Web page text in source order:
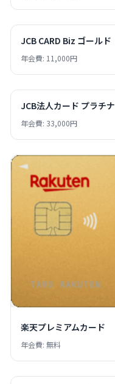
JCB CARD Biz ゴールド
年会費: 11,000円
JCB法人カード プラチナ
年会費: 33,000円
楽天プレミアムカード
年会費: 無料